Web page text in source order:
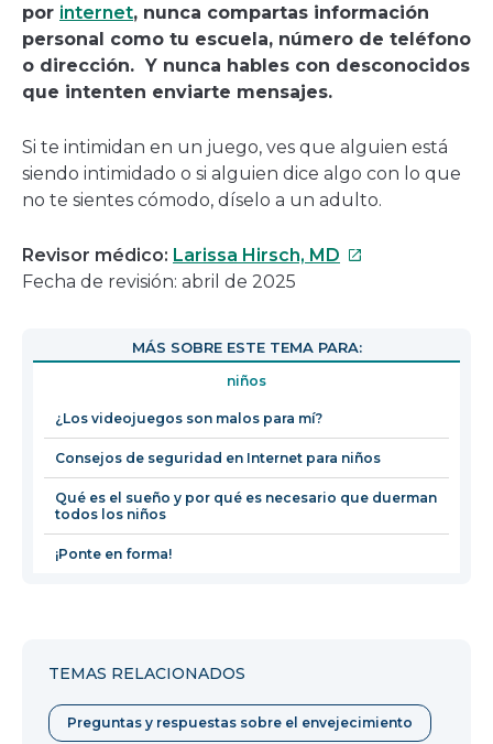
por internet, nunca compartas información
personal como tu escuela, número de teléfono
o dirección. Y nunca hables con desconocidos
que intenten enviarte mensajes.
Si te intimidan en un juego, ves que alguien está
siendo intimidado o si alguien dice algo con lo que
no te sientes cómodo, díselo a un adulto.
Revisor médico: Larissa Hirsch, MD Este
en
ventana
Fecha de revisión: abril de 2025
MÁS SOBRE ESTE TEMA PARA:
niños
¿Los videojuegos son malos para mí?
Consejos de seguridad en Internet para niños
Qué es el sueño y por qué es necesario que duerman
todos los niños
¡Ponte en forma!
TEMAS RELACIONADOS
Preguntas y respuestas sobre el envejecimiento